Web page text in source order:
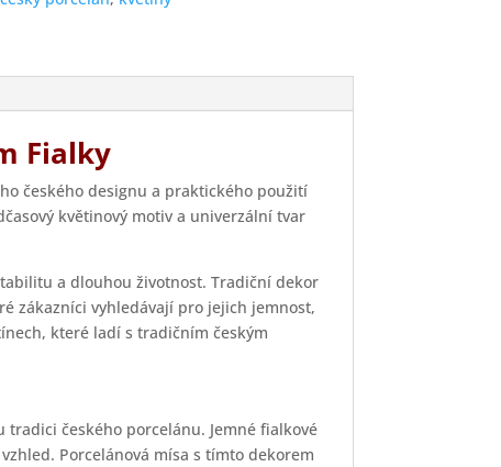
Fialky
českého designu a praktického použití
květinový motiv a univerzální tvar
a dlouhou životnost. Tradiční dekor
zákazníci vyhledávají pro jejich jemnost,
které ladí s tradičním českým
českého porcelánu. Jemné fialkové
Porcelánová mísa s tímto dekorem